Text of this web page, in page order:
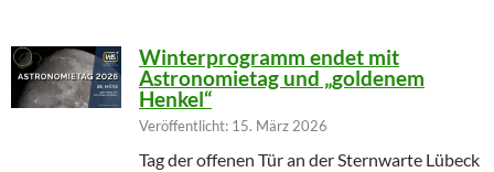
Winterprogramm endet mit
Astronomietag und „goldenem
Henkel“
Veröffentlicht: 15. März 2026
Tag der offenen Tür an der Sternwarte Lübeck